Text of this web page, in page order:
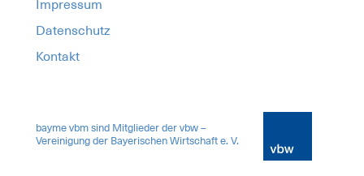
Impressum
Datenschutz
Kontakt
bayme vbm sind Mitglieder der vbw –
Vereinigung der Bayerischen Wirtschaft e. V.